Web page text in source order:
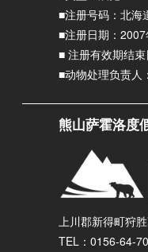
■注册号码：北海
■注册日期：
■ 注册有效期结
■动物处理负责人
熊山萨霍洛度
上川郡新得町狩
TEL：0156-64-